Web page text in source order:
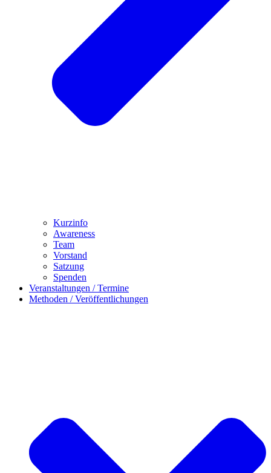
Kurzinfo
Awareness
Team
Vorstand
Satzung
Spenden
Veranstaltungen / Termine
Methoden / Veröffentlichungen